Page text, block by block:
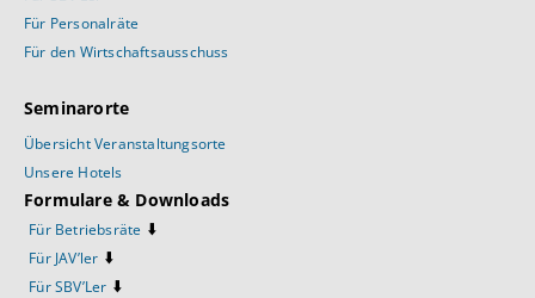
Für Personalräte
Für den Wirtschaftsausschuss
Seminarorte
Übersicht Veranstaltungsorte
Unsere Hotels
Formulare & Downloads
Für Betriebsräte ⬇️
Für JAV’ler ⬇️
Für SBV’Ler ⬇️